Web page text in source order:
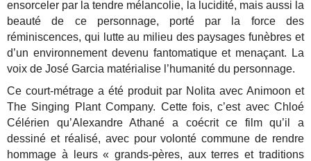
ensorceler par la tendre mélancolie, la lucidité, mais aussi la
beauté de ce personnage, porté par la force des
réminiscences, qui lutte au milieu des paysages funèbres et
d’un environnement devenu fantomatique et menaçant. La
voix de José Garcia matérialise l’humanité du personnage.
Ce court-métrage a été produit par Nolita avec Animoon et
The Singing Plant Company. Cette fois, c’est avec Chloé
Célérien qu’Alexandre Athané a coécrit ce film qu’il a
dessiné et réalisé, avec pour volonté commune de rendre
hommage à leurs « grands-pères, aux terres et traditions